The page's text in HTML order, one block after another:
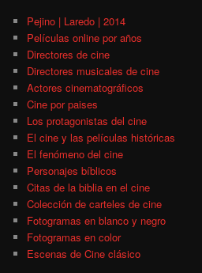
Pejino | Laredo | 2014
Películas online por años
Directores de cine
Directores musicales de cine
Actores cinematográficos
Cine por paises
Los protagonistas del cine
El cine y las películas históricas
El fenómeno del cine
Personajes bíblicos
Citas de la biblia en el cine
Colección de carteles de cine
Fotogramas en blanco y negro
Fotogramas en color
Escenas de Cine clásico